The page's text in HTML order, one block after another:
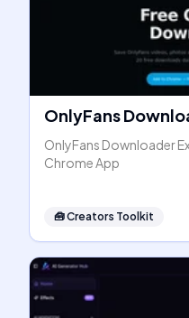
OnlyFans
OnlyFans Downloader
Chrome App
🧰Creators Toolkit